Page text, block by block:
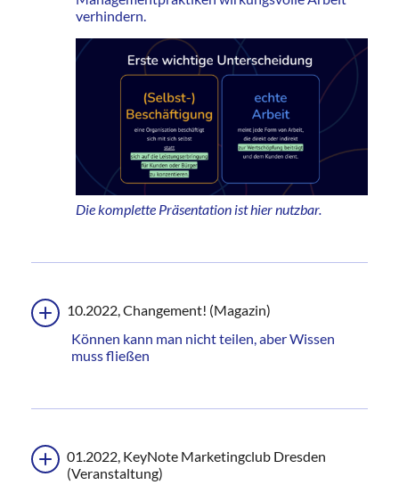
verhindern.
Die komplette Präsentation ist hier nutzbar.
10.2022, Changement! (Magazin)
Können kann man nicht teilen, aber Wissen
muss fließen
01.2022, KeyNote Marketingclub Dresden
(Veranstaltung)